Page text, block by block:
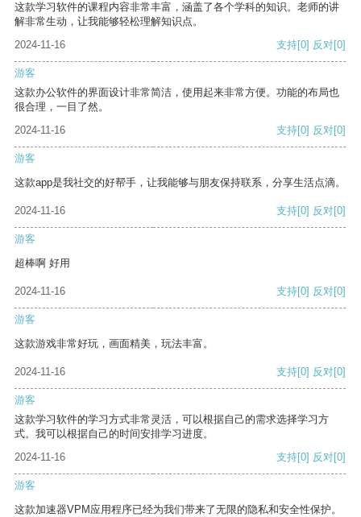
这款学习软件的课程内容非常丰富，涵盖了各个学科的知识。老师的讲
解非常生动，让我能够轻松理解知识点。
2024-11-16
支持[0] 反对[0]
游客
这款办公软件的界面设计非常简洁，使用起来非常方便。功能的布局也
很合理，一目了然。
2024-11-16
支持[0] 反对[0]
游客
这款app是我社交的好帮手，让我能够与朋友保持联系，分享生活点滴。
2024-11-16 支持[0] 反对[0]
游客
超棒啊 好用
2024-11-16 支持[0] 反对[0]
游客
这款游戏非常好玩，画面精美，玩法丰富。
2024-11-16 支持[0] 反对[0]
游客
这款学习软件的学习方式非常灵活，可以根据自己的需求选择学习方
式。我可以根据自己的时间安排学习进度。
2024-11-16
支持[0] 反对[0]
游客
这款加速器VPM应用程序已经为我们带来了无限的隐私和安全性保护。